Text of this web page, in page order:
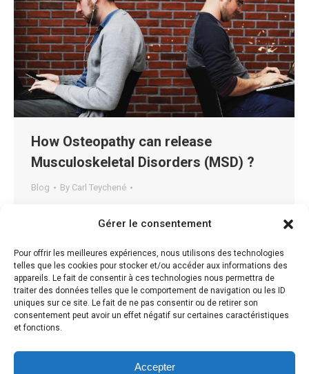
Gérer le consentement
Pour offrir les meilleures expériences, nous utilisons des technologies
telles que les cookies pour stocker et/ou accéder aux informations des
appareils. Le fait de consentir à ces technologies nous permettra de
traiter des données telles que le comportement de navigation ou les ID
uniques sur ce site. Le fait de ne pas consentir ou de retirer son
consentement peut avoir un effet négatif sur certaines caractéristiques
et fonctions.
Accepter
How Osteopathy can release
Musculoskeletal Disorders (MSD) ?
Blog By Carl Teychené
disorders (MSDs) are injuries or pain in the
musculoskeletal system, including the joints,
ligaments, muscles, nerves, tendons, and structures
that support limbs, neck and back. MSDs can arise
from a sudden exertion (e.g., lifting a heavy object), or
they can arise from making the same motions